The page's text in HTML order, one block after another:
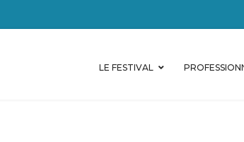
LE FESTIVAL